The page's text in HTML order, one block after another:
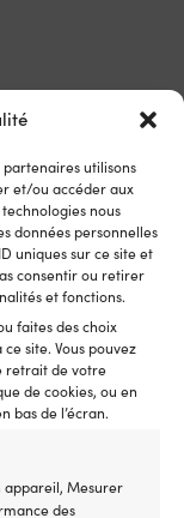
utilisons
et/ou accéder aux
nous
données personnelles
uniques sur ce site et
consentir ou retirer
et fonctions.
faites des choix
site. Vous pouvez
retrait de votre
de cookies, ou en
bas de l’écran.
appareil, Mesurer
des